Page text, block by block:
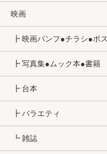
映画
┣ 映画パンフ●チラシ●ポ
┣ 写真集●ムック本●書籍
┣ 台本
┣ バラエティ
┗ 雑誌